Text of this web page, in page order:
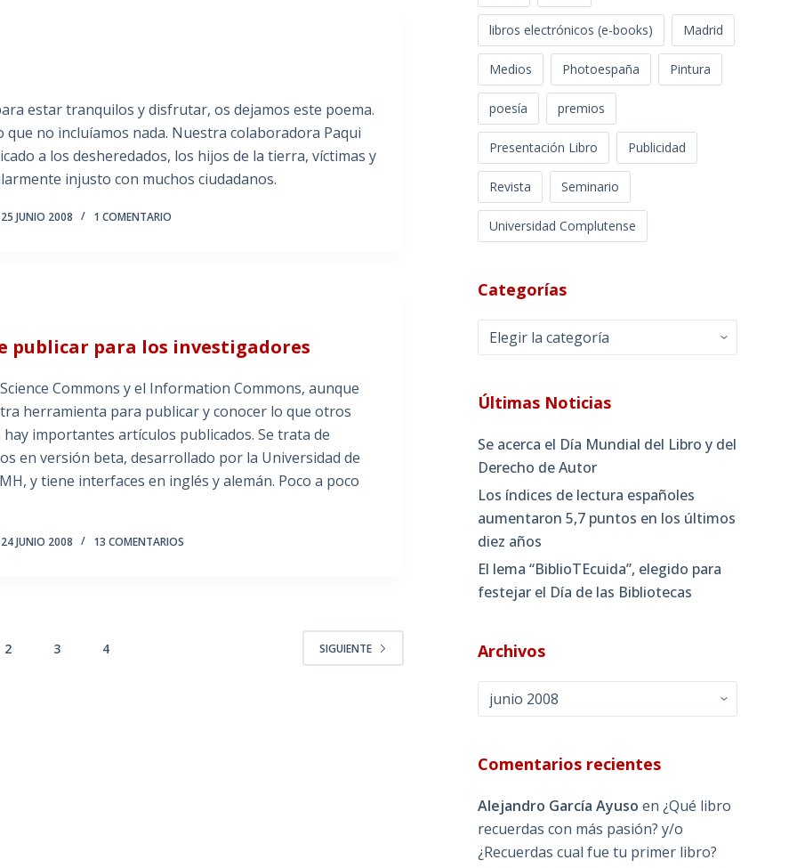
estar tranquilos y disfrutar, os dejamos este poema.
no incluíamos nada. Nuestra colaboradora Paqui
a los desheredados, los hijos de la tierra, víctimas y
injusto con muchos ciudadanos.
25 JUNIO 2008 1 COMENTARIO
publicar para los investigadores
Commons y el Information Commons, aunque
herramienta para publicar y conocer lo que otros
importantes artículos publicados. Se trata de
en versión beta, desarrollado por la Universidad de
y tiene interfaces en inglés y alemán. Poco a poco
24 JUNIO 2008 13 COMENTARIOS
2 3 4 SIGUIENTE
libros electrónicos (e-books) Madrid
Medios Photoespaña Pintura
poesía premios
Presentación Libro Publicidad
Revista Seminario
Universidad Complutense
Categorías
Categorías
Últimas Noticias
Se acerca el Día Mundial del Libro y del
Derecho de Autor
Los índices de lectura españoles
aumentaron 5,7 puntos en los últimos
diez años
El lema “BiblioTEcuida”, elegido para
festejar el Día de las Bibliotecas
Archivos
Archivos
Comentarios recientes
Alejandro García Ayuso en¿Qué libro
recuerdas con más pasión? y/o
¿Recuerdas cual fue tu primer libro?